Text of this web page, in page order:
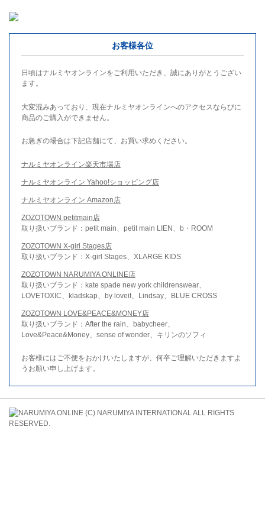
お客様各位
日頃はナルミヤオンラインをご利用いただき、誠にありがとうござい
ます。
大変混みあっており、現在ナルミヤオンラインへのアクセスならびに
商品のご購入ができません。
お急ぎの場合は下記店舗にて、お買い求めください。
ナルミヤオンライン楽天市場店
ナルミヤオンライン Yahoo!ショッピング店
ナルミヤオンライン Amazon店
ZOZOTOWN petitmain店
取り扱いブランド：petit main、petit main LIEN、b・ROOM
ZOZOTOWN X-girl Stages店
取り扱いブランド：X-girl Stages、XLARGE KIDS
ZOZOTOWN NARUMIYA ONLINE店
取り扱いブランド：kate spade new york childrenswear、
LOVETOXIC、kladskap、by loveit、Lindsay、BLUE CROSS
ZOZOTOWN LOVE&PEACE&MONEY店
取り扱いブランド：After the rain、babycheer、
Love&Peace&Money、sense of wonder、キリンのソフィ
お客様にはご不便をおかけいたしますが、何卒ご理解いただきますよ
うお願い申し上げます。